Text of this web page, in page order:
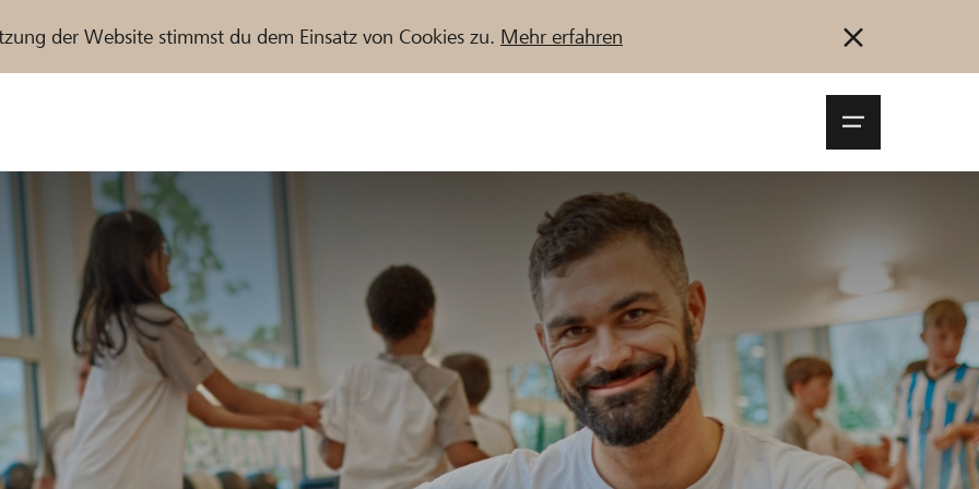
der Website stimmst du dem Einsatz von Cookies zu. Mehr erfahren
/ Raiffeisenbank Anmelden
Jetzt starten